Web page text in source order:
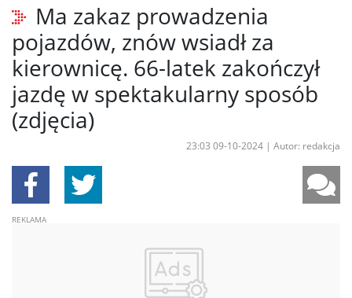
Ma zakaz prowadzenia
pojazdów, znów wsiadł za
kierownicę. 66-latek zakończył
jazdę w spektakularny sposób
(zdjęcia)
23:03 09-10-2024 | Autor: redakcja